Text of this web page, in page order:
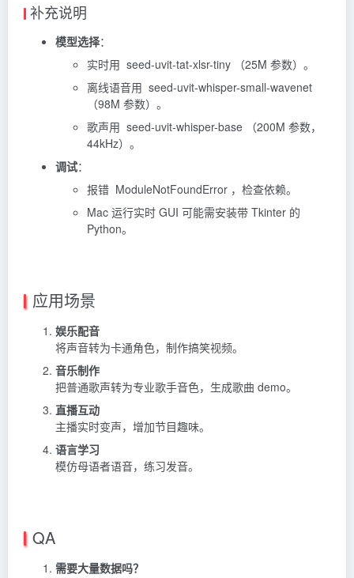
补充说明
模型选择：
实时用 seed-uvit-tat-xlsr-tiny （25M 参数）。
离线语音用 seed-uvit-whisper-small-wavenet
（98M 参数）。
歌声用 seed-uvit-whisper-base （200M 参数，
44kHz）。
调试：
报错 ModuleNotFoundError ，检查依赖。
Mac 运行实时 GUI 可能需安装带 Tkinter 的
Python。
应用场景
娱乐配音
将声音转为卡通角色，制作搞笑视频。
音乐制作
把普通歌声转为专业歌手音色，生成歌曲 demo。
直播互动
主播实时变声，增加节目趣味。
语言学习
模仿母语者语音，练习发音。
QA
需要大量数据吗？